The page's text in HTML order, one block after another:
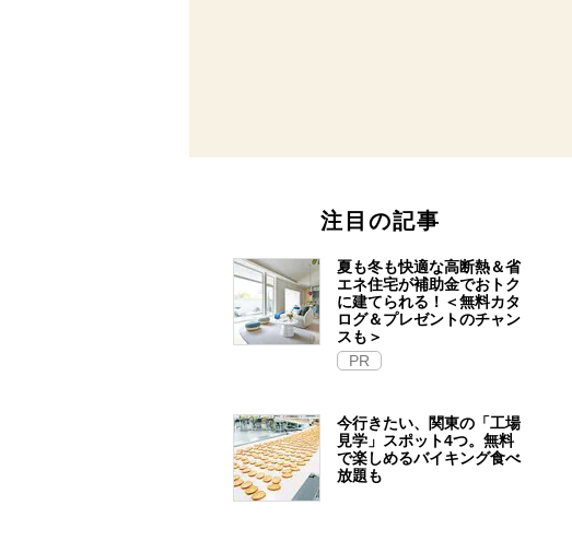
注目の記事
夏も冬も快適な高断熱＆省
エネ住宅が補助金でおトク
に建てられる！＜無料カタ
ログ＆プレゼントのチャン
スも＞
PR
今行きたい、関東の「工場
見学」スポット4つ。無料
で楽しめるバイキング食べ
放題も